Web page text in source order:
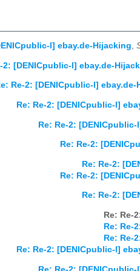
l] ebay.de-Hijacking,
2: [DENICpublic-l] ebay.de-
Re-2: [DENICpublic-l] ebay.de-
Re: Re-2: [DENICpublic-l]
Re: Re-2:
Re: Re-2:
Re: Re-2:
Re: Re-2:
Re: Re-2:
Re: Re-
Re: Re-
Re: Re-
Re: Re-2: [DENICpublic-l]